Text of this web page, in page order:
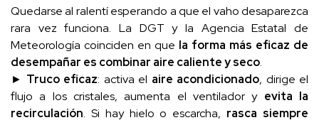
Quedarse al ralentí esperando a que el vaho desaparezca
rara vez funciona. La DGT y la Agencia Estatal de
Meteorología coinciden en que la forma más eficaz de
desempañar es combinar aire caliente y seco.
► Truco eficaz: activa el aire acondicionado, dirige el
flujo a los cristales, aumenta el ventilador y evita la
recirculación. Si hay hielo o escarcha, rasca siempre